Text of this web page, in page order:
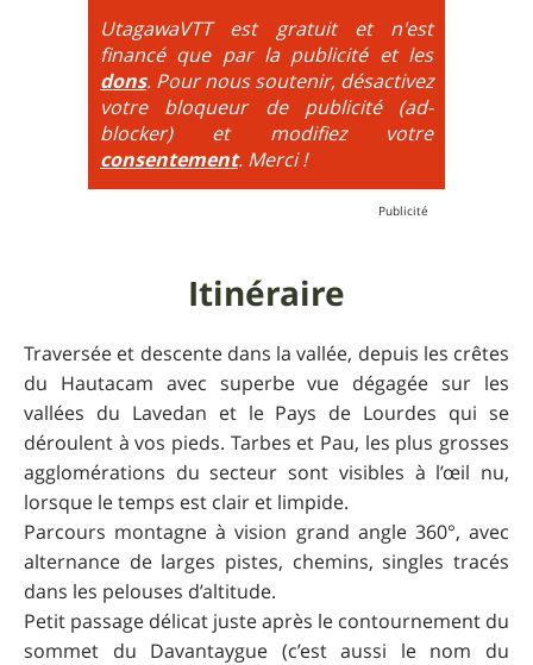
très hautes etc.
= On prend les difficultés du niveau 5 et on les
additionne, c'est à dire qu'on peut combiner pente
très raide avec épingles trialisantes !
UtagawaVTT est gratuit et n'est
financé que par la publicité et les
dons. Pour nous soutenir, désactivez
votre bloqueur de publicité (ad-
blocker) et modifiez votre
consentement. Merci !
Itinéraire
Traversée et descente dans la vallée, depuis les crêtes
du Hautacam avec superbe vue dégagée sur les
vallées du Lavedan et le Pays de Lourdes qui se
déroulent à vos pieds. Tarbes et Pau, les plus grosses
agglomérations du secteur sont visibles à l’œil nu,
lorsque le temps est clair et limpide.
Parcours montagne à vision grand angle 360°, avec
alternance de larges pistes, chemins, singles tracés
dans les pelouses d’altitude.
Petit passage délicat juste après le contournement du
sommet du Davantaygue (c’est aussi le nom du